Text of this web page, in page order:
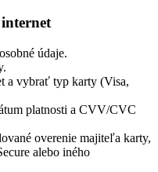
údaje.
a vybrať typ karty (Visa,
platnosti a CVV/CVC
overenie majiteľa karty,
alebo iného